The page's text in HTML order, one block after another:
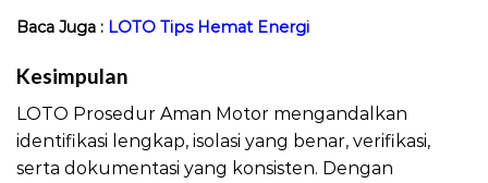
Baca Juga : LOTO Tips Hemat Energi
Kesimpulan
LOTO Prosedur Aman Motor mengandalkan
identifikasi lengkap, isolasi yang benar, verifikasi,
serta dokumentasi yang konsisten. Dengan